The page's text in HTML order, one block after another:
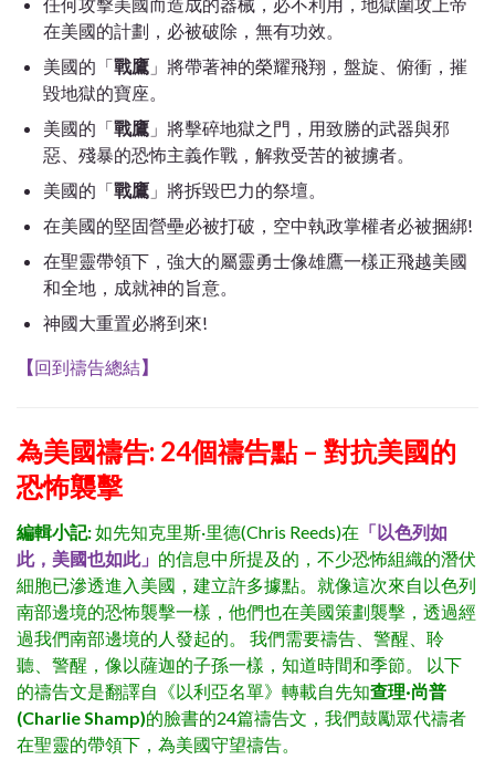
在美國的計劃，必被破除，無有功效。
美國的「戰鷹 」將帶著神的榮耀飛翔，盤旋、俯衝，摧
毀地獄的寶座。
美國的「戰鷹 」將擊碎地獄之門，用致勝的武器與邪
惡、殘暴的恐怖主義作戰，解救受苦的被擄者。
美國的「戰鷹 」將拆毀巴力的祭壇。
在美國的堅固營壘必被打破，空中執政掌權者必被捆綁!
在聖靈帶領下，強大的屬靈勇士像雄鷹一樣正飛越美國
和全地，成就神的旨意。
神國大重置必將到來!
【回到禱告總結】
為美國禱告: 24個禱告點 – 對抗美國的
恐怖襲擊
編輯小記:如先知克里斯·里德(Chris Reeds)在 「以色列如
此，美國也如此」 的信息中所提及的，不少恐怖組織的潛伏
細胞已滲透進入美國，建立許多據點。就像這次來自以色列
南部邊境的恐怖襲擊一樣，他們也在美國策劃襲擊，透過經
過我們南部邊境的人發起的。 我們需要禱告、警醒、聆
聽、警醒，像以薩迦的子孫一樣，知道時間和季節。 以下
的禱告文是翻譯自《以利亞名單》轉載自先知查理·尚普
(Charlie Shamp)的臉書的24篇禱告文，我們鼓勵眾代禱者
在聖靈的帶領下，為美國守望禱告。